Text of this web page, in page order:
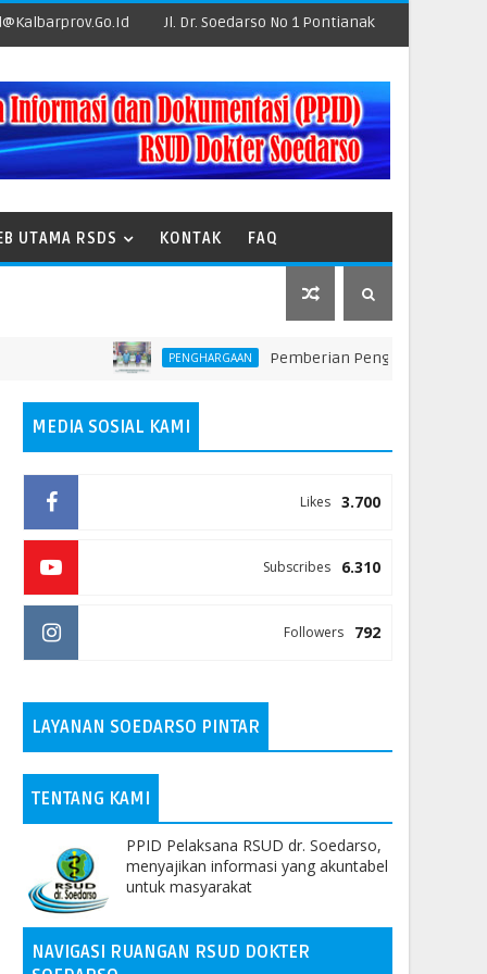
Jl. Dr. Soedarso No 1 Pontianak
UTAMA RSDS KONTAK FAQ
PENGHARGAAN Pemberian Penghargaan kepada Unit
MEDIA SOSIAL KAMI
3.700
Likes
6.310
Subscribes
792
Followers
LAYANAN SOEDARSO PINTAR
TENTANG KAMI
PPID Pelaksana RSUD dr. Soedarso,
menyajikan informasi yang akuntabel
untuk masyarakat
NAVIGASI RUANGAN RSUD DOKTER